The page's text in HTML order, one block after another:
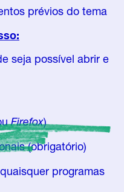
prévios do tema
seja possível abrir e
Firefox)
(obrigatório)
programas